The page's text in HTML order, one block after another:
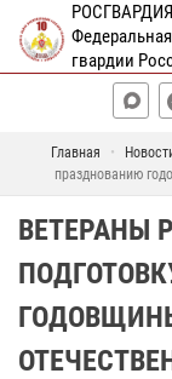
РОСГВАРДИЯ
гвардии
Главная
празднованию
ВЕТЕРАНЫ